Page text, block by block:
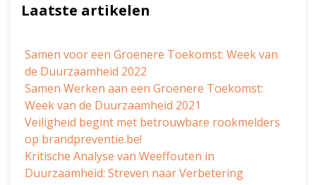
Laatste artikelen
Samen voor een Groenere Toekomst: Week van
de Duurzaamheid 2022
Samen Werken aan een Groenere Toekomst:
Week van de Duurzaamheid 2021
Veiligheid begint met betrouwbare rookmelders
op brandpreventie.be!
Kritische Analyse van Weeffouten in
Duurzaamheid: Streven naar Verbetering